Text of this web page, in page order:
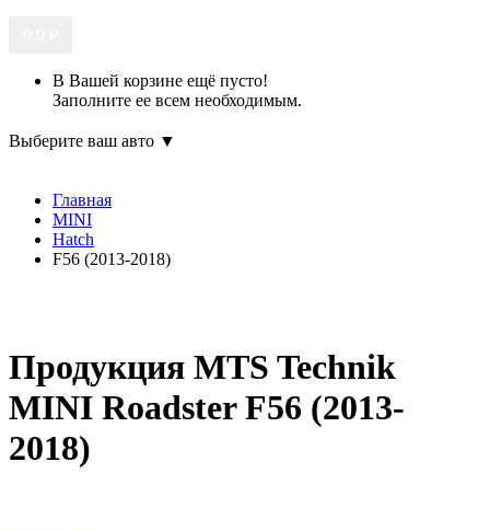
В Вашей корзине ещё пусто!
Заполните ее всем необходимым.
Выберите ваш авто ▼
Главная
MINI
Hatch
F56 (2013-2018)
Продукция MTS Technik
MINI Roadster F56 (2013-
2018)